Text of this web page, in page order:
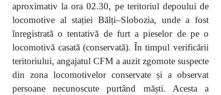
aproximativ la ora 02.30, pe teritoriul depoului de
locomotive al stației Bălți–Slobozia, unde a fost
înregistrată o tentativă de furt a pieselor de pe o
locomotivă casată (conservată). În timpul verificării
teritoriului, angajatul CFM a auzit zgomote suspecte
din zona locomotivelor conservate și a observat
persoane necunoscute purtând măști. Acesta a